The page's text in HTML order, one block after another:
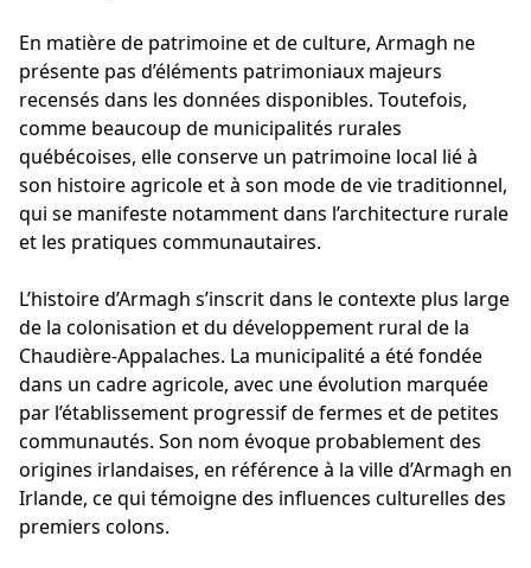
En matière de patrimoine et de culture, Armagh ne
présente pas d’éléments patrimoniaux majeurs
recensés dans les données disponibles. Toutefois,
comme beaucoup de municipalités rurales
québécoises, elle conserve un patrimoine local lié à
son histoire agricole et à son mode de vie traditionnel,
qui se manifeste notamment dans l’architecture rurale
et les pratiques communautaires.
L’histoire d’Armagh s’inscrit dans le contexte plus large
de la colonisation et du développement rural de la
Chaudière-Appalaches. La municipalité a été fondée
dans un cadre agricole, avec une évolution marquée
par l’établissement progressif de fermes et de petites
communautés. Son nom évoque probablement des
origines irlandaises, en référence à la ville d’Armagh en
Irlande, ce qui témoigne des influences culturelles des
premiers colons.